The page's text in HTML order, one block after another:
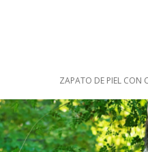
ZAPATO DE PIEL CON